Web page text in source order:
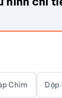
Chìm Dập